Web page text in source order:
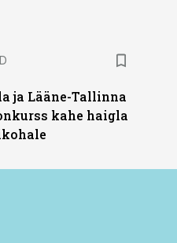
ja Lääne-Tallinna
kahe haigla